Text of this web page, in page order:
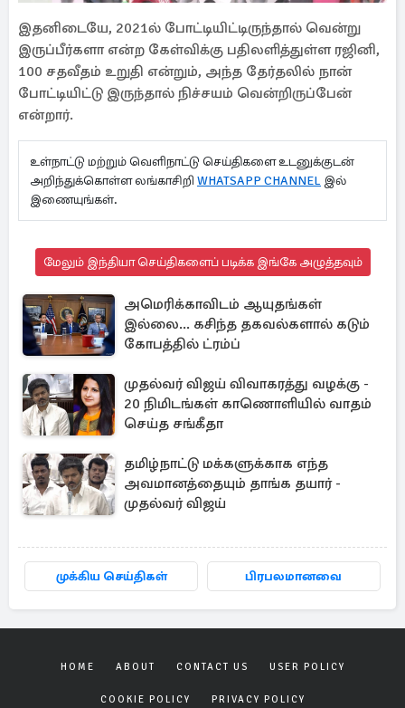
இதனிடையே, 2021ல் போட்டியிட்டிருந்தால் வென்று
இருப்பீர்களா என்ற கேள்விக்கு பதிலளித்துள்ள ரஜினி,
100 சதவீதம் உறுதி என்றும், அந்த தேர்தலில் நான்
போட்டியிட்டு இருந்தால் நிச்சயம் வென்றிருப்பேன்
என்றார்.
உள்நாட்டு மற்றும் வெளிநாட்டு செய்திகளை உடனுக்குடன்
அறிந்துக்கொள்ள லங்காசிறி WHATSAPP CHANNEL இல்
இணையுங்கள்.
மேலும் இந்தியா செய்திகளைப் படிக்க இங்கே அழுத்தவும்
அமெரிக்காவிடம் ஆயுதங்கள்
இல்லை... கசிந்த தகவல்களால் கடும்
கோபத்தில் ட்ரம்ப்
முதல்வர் விஜய் விவாகரத்து வழக்கு -
20 நிமிடங்கள் காணொளியில் வாதம்
செய்த சங்கீதா
தமிழ்நாட்டு மக்களுக்காக எந்த
அவமானத்தையும் தாங்க தயார் -
முதல்வர் விஜய்
முக்கிய செய்திகள் பிரபலமானவை
HOME ABOUT CONTACT US USER POLICY
COOKIE POLICY PRIVACY POLICY